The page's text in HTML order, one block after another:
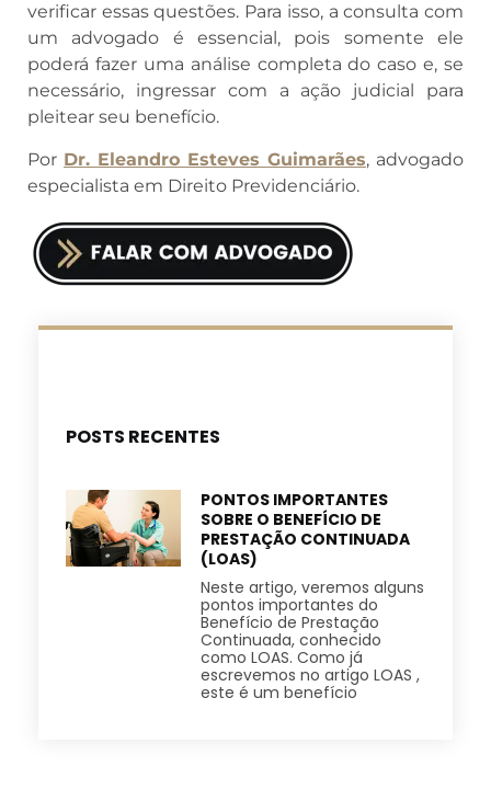
verificar essas questões. Para isso, a consulta com
um advogado é essencial, pois somente ele
poderá fazer uma análise completa do caso e, se
necessário, ingressar com a ação judicial para
pleitear seu benefício.
Por Dr. Eleandro Esteves Guimarães, advogado
especialista em Direito Previdenciário.
POSTS RECENTES
PONTOS IMPORTANTES
SOBRE O BENEFÍCIO DE
PRESTAÇÃO CONTINUADA
(LOAS)
Neste artigo, veremos alguns
pontos importantes do
Benefício de Prestação
Continuada, conhecido
como LOAS. Como já
escrevemos no artigo LOAS ,
este é um benefício